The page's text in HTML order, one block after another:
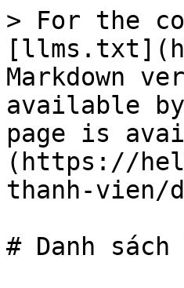
> For the
Markdown
available
page is
(https://
thanh-vien/
# Danh